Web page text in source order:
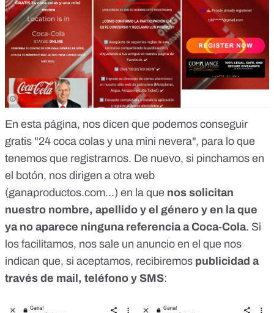
En esta página, nos dicen que podemos conseguir
gratis "24 coca colas y una mini nevera", para lo que
tenemos que registrarnos. De nuevo, si pinchamos en
el botón, nos dirigen a otra web
(ganaproductos.com...) en la que nos solicitan
nuestro nombre, apellido y el género y en la que
ya no aparece ninguna referencia a Coca-Cola. Si
los facilitamos, nos sale un anuncio en el que nos
indican que, si aceptamos, recibiremos publicidad a
través de mail, teléfono y SMS: